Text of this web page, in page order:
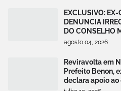
EXCLUSIVO:
DENUNCIA
DO CONSELHO
agosto 04, 2026
Reviravolta em
Prefeito Benon,
declara apoio